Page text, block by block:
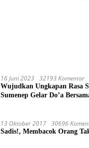
16 Juni 2023 32193 Komentar
Wujudkan Ungkapan Rasa
Sumenep Gelar Do’a
13 Oktober 2017 30696
Sadis!, Membacok Orang